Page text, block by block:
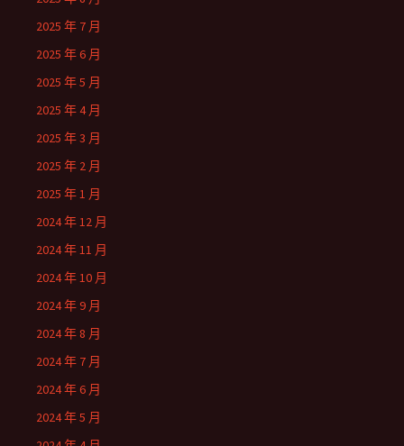
2025 年 7 月
2025 年 6 月
2025 年 5 月
2025 年 4 月
2025 年 3 月
2025 年 2 月
2025 年 1 月
2024 年 12 月
2024 年 11 月
2024 年 10 月
2024 年 9 月
2024 年 8 月
2024 年 7 月
2024 年 6 月
2024 年 5 月